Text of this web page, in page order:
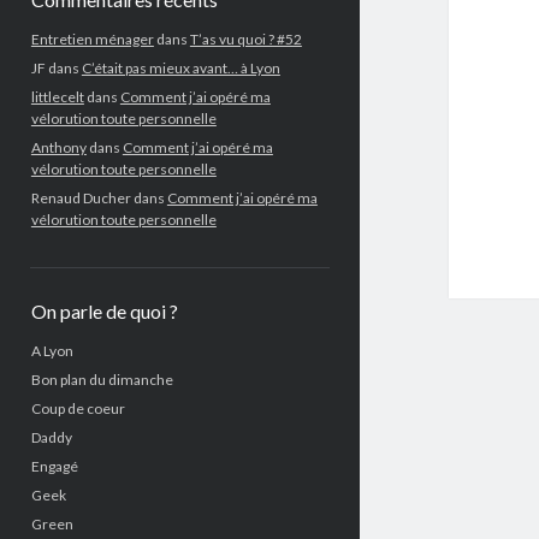
Entretien ménagerdans T’as vu quoi ? #52
JF dans C’était pas mieux avant… à Lyon
littleceltdans Comment j’ai opéré ma
vélorution toute personnelle
Anthonydans Comment j’ai opéré ma
vélorution toute personnelle
Renaud Ducherdans Comment j’ai opéré ma
vélorution toute personnelle
On parle de quoi ?
A Lyon
Bon plan du dimanche
Coup de coeur
Daddy
Engagé
Geek
Green